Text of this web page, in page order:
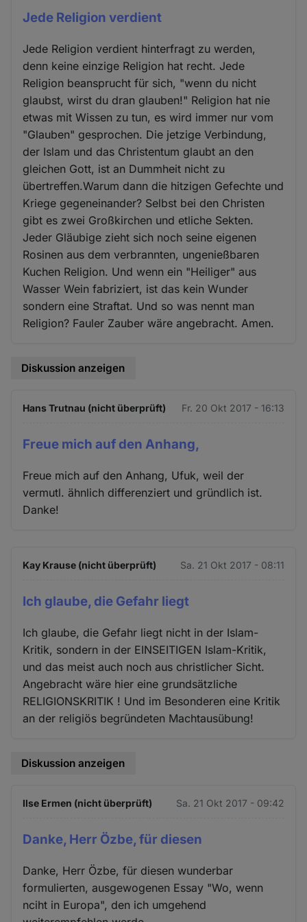
Jede Religion verdient
Jede Religion verdient hinterfragt zu werden,
denn keine einzige Religion hat recht. Jede
Religion beansprucht für sich, "wenn du nicht
glaubst, wirst du dran glauben!" Religion hat nie
etwas mit Wissen zu tun, es wird immer nur vom
"Glauben" gesprochen. Die jetzige Verbindung,
der Islam und das Christentum glaubt an den
gleichen Gott, ist an Dummheit nicht zu
übertreffen.Warum dann die hitzigen Gefechte und
Kriege gegeneinander? Selbst bei den Christen
gibt es zwei Großkirchen und etliche Sekten.
Jeder Gläubige zieht sich noch seine eigenen
Rosinen aus dem verbrannten, ungenießbaren
Kuchen Religion. Und wenn ein "Heiliger" aus
Wasser Wein fabriziert, ist das kein Wunder
sondern eine Straftat. Und so was nennt man
Religion? Fauler Zauber wäre angebracht. Amen.
Diskussion anzeigen
Hans Trutnau (nicht überprüft) Fr. 20 Okt 2017 - 16:13
Freue mich auf den Anhang,
Freue mich auf den Anhang, Ufuk, weil der
vermutl. ähnlich differenziert und gründlich ist.
Danke!
Kay Krause (nicht überprüft) Sa. 21 Okt 2017 - 08:11
Ich glaube, die Gefahr liegt
Ich glaube, die Gefahr liegt nicht in der Islam-
Kritik, sondern in der EINSEITIGEN Islam-Kritik,
und das meist auch noch aus christlicher Sicht.
Angebracht wäre hier eine grundsätzliche
RELIGIONSKRITIK ! Und im Besonderen eine Kritik
an der religiös begründeten Machtausübung!
Diskussion anzeigen
Ilse Ermen (nicht überprüft) Sa. 21 Okt 2017 - 09:42
Danke, Herr Özbe, für diesen
Danke, Herr Özbe, für diesen wunderbar
formulierten, ausgewogenen Essay "Wo, wenn
nciht in Europa", den ich umgehend